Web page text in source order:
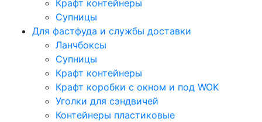
Крафт контейнеры
Супницы
Для фастфуда и службы доставки
Ланчбоксы
Супницы
Крафт контейнеры
Крафт коробки с окном и под WOK
Уголки для сэндвичей
Контейнеры пластиковые